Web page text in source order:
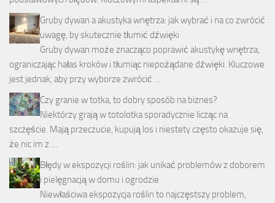
Gruby dywan a akustyka wnętrza: jak wybrać i na co zwrócić
uwagę, by skutecznie tłumić dźwięki
Gruby dywan może znacząco poprawić akustykę wnętrza,
ograniczając hałas kroków i tłumiąc niepożądane dźwięki. Kluczowe
jest jednak, aby przy wyborze zwrócić …
Czy granie w totka, to dobry sposób na biznes?
Niektórzy grają w totolotka sporadycznie licząc na
szczęście. Mają przeczucie, kupują los i niestety często okazuje się,
że nic im z …
Błędy w ekspozycji roślin: jak unikać problemów z doborem
i pielęgnacją w domu i ogrodzie
Niewłaściwa ekspozycja roślin to najczęstszy problem,